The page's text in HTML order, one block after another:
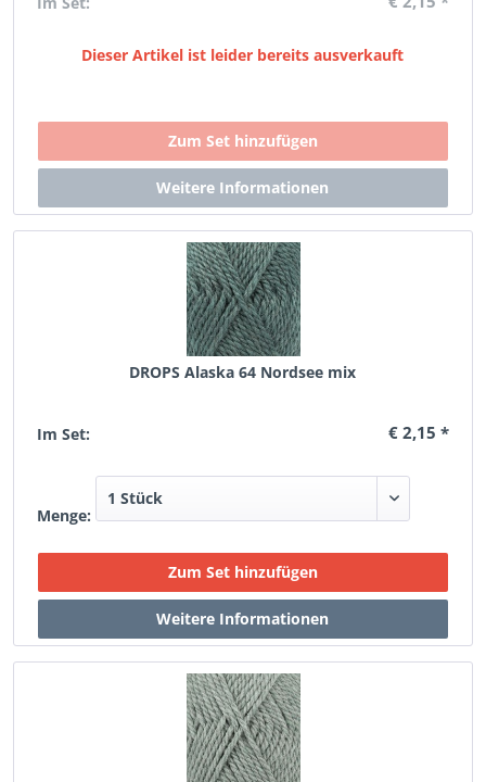
Dieser Artikel ist leider bereits ausverkauft
DROPS Alaska 64 Nordsee mix
Im Set: € 2,15 *
Menge: